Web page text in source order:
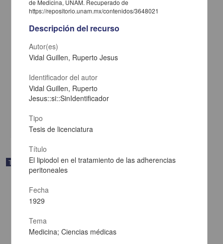
Ensayo sobre propedeutica coprologica
Figueroa, Leopoldo
Trabajo de grado
de Medicina, UNAM. Recuperado de
https://repositorio.unam.mx/contenidos/3648021
Descripción del recurso
Autor(es)
Vidal Guillen, Ruperto Jesus
Identificador del autor
Vidal Guillen, Ruperto
Jesus::si::SinIdentificador
Tipo
Tesis de licenciatura
Título
El lipiodol en el tratamiento de las adherencias
peritoneales
Fecha
1929
Tema
Medicina; Ciencias médicas